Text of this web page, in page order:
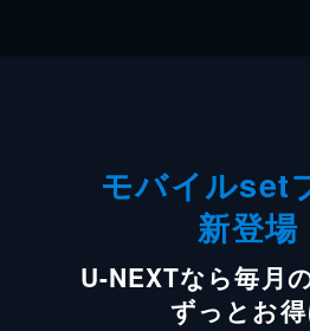
モバイルset
新登場
U-NEXTなら毎月
ずっとお得